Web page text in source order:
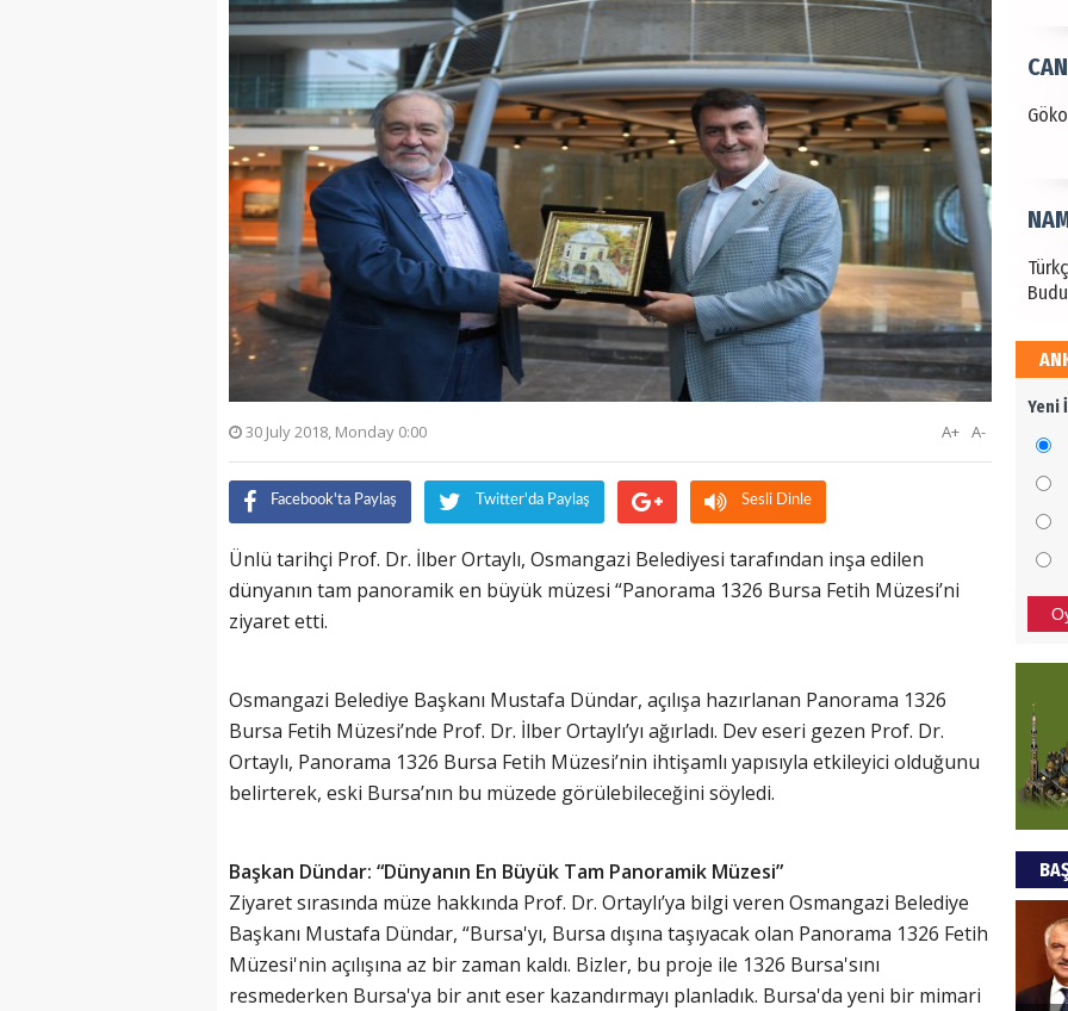
30 July 2018, Monday 0:00 A-
A+
Facebook'ta Paylaş Twitter'da Paylaş Sesli Dinle
Ünlü tarihçi Prof. Dr. İlber Ortaylı, Osmangazi Belediyesi tarafından inşa edilen
dünyanın tam panoramik en büyük müzesi “Panorama 1326 Bursa Fetih Müzesi’ni
ziyaret etti.
Osmangazi Belediye Başkanı Mustafa Dündar, açılışa hazırlanan Panorama 1326
Bursa Fetih Müzesi’nde Prof. Dr. İlber Ortaylı’yı ağırladı. Dev eseri gezen Prof. Dr.
Ortaylı, Panorama 1326 Bursa Fetih Müzesi’nin ihtişamlı yapısıyla etkileyici olduğunu
belirterek, eski Bursa’nın bu müzede görülebileceğini söyledi.
Başkan Dündar: “Dünyanın En Büyük Tam Panoramik Müzesi”
Ziyaret sırasında müze hakkında Prof. Dr. Ortaylı’ya bilgi veren Osmangazi Belediye
Başkanı Mustafa Dündar, “Bursa'yı, Bursa dışına taşıyacak olan Panorama 1326 Fetih
Müzesi'nin açılışına az bir zaman kaldı. Bizler, bu proje ile 1326 Bursa'sını
resmederken Bursa'ya bir anıt eser kazandırmayı planladık. Bursa'da yeni bir mimari
Yeni